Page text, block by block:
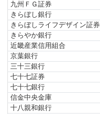
九州ＦＧ証券
きらぼし銀行
きらぼしライフデザイン証券
きらやか銀行
近畿産業信用組合
京葉銀行
三十三銀行
七十七証券
七十七銀行
信金中央金庫
十八親和銀行